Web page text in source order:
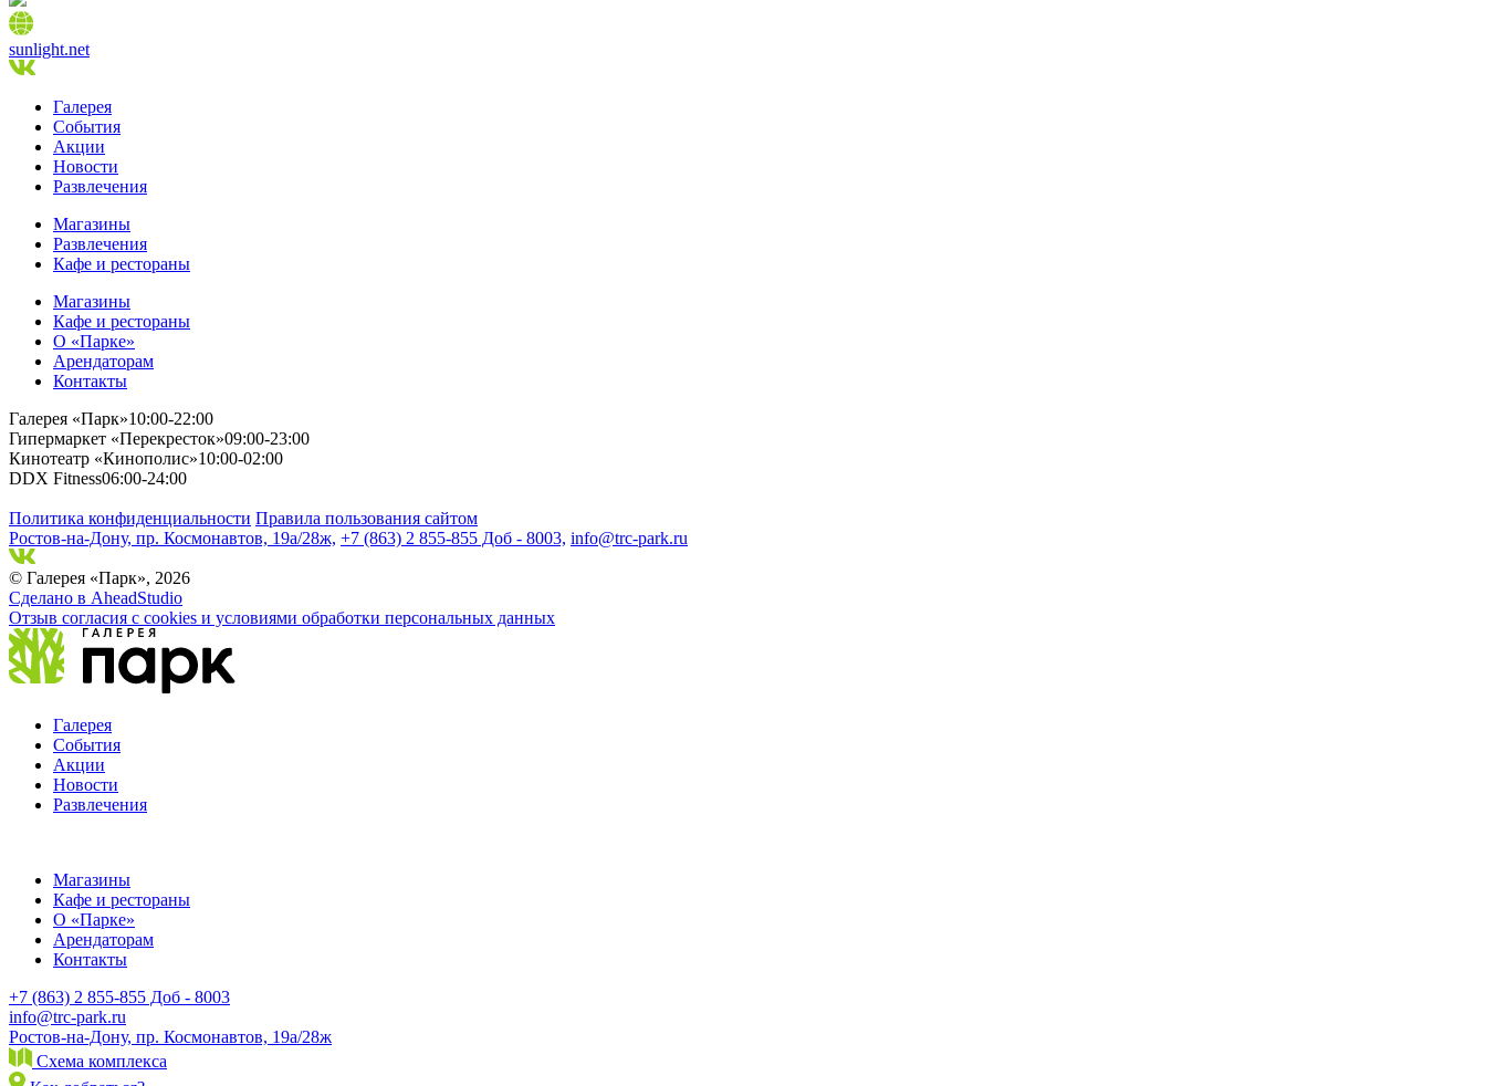
sunlight.net
Галерея
События
Акции
Новости
Развлечения
Магазины
Развлечения
Кафе и рестораны
Магазины
Кафе и рестораны
О «Парке»
Арендаторам
Контакты
Галерея «Парк»10:00-22:00
Гипермаркет «Перекресток»09:00-23:00
Кинотеатр «Кинополис»10:00-02:00
DDX Fitness06:00-24:00
Политика конфиденциальности Правила пользования сайтом
Ростов-на-Дону, пр. Космонавтов, 19а/28ж, +7 (863) 2 855-855 Доб - 8003, info@trc-park.ru
© Галерея «Парк», 2026
Сделано в AheadStudio
Отзыв согласия с cookies и условиями обработки персональных данных
Галерея
События
Акции
Новости
Развлечения
Магазины
Кафе и рестораны
О «Парке»
Арендаторам
Контакты
+7 (863) 2 855-855 Доб - 8003
info@trc-park.ru
Ростов-на-Дону, пр. Космонавтов, 19а/28ж
Схема комплекса